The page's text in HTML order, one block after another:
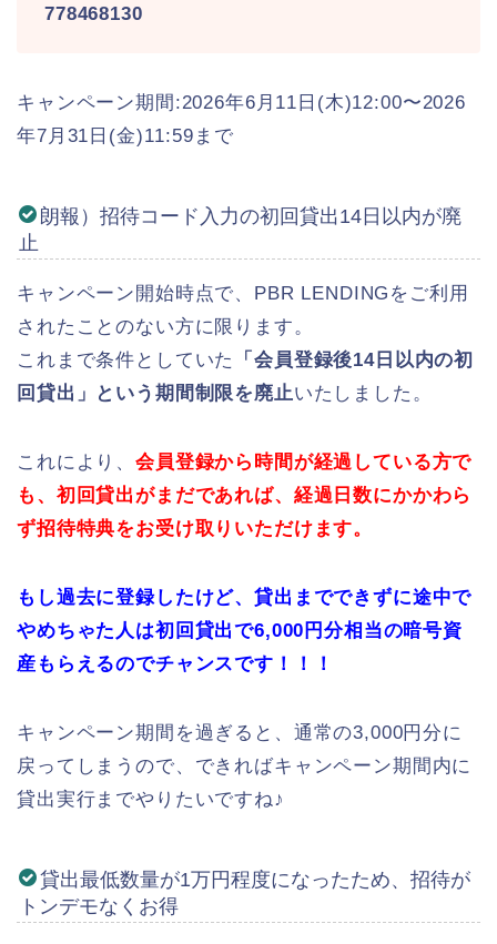
778468130
キャンペーン期間:2026年6月11日(木)12:00〜2026
年7月31日(金)11:59まで
朗報）招待コード入力の初回貸出14日以内が廃
止
キャンペーン開始時点で、PBR LENDINGをご利用
されたことのない方に限ります。
これまで条件としていた
「会員登録後14日以内の初
回貸出」という期間制限を廃止いたしました。
これにより、会 員登録から時間が経過している方で
も、初回貸出がまだであれば、経過日数にかかわら
ず招待特典をお受け取りいただけます。
もし過去に登録したけど、貸出までできずに途中で
やめちゃた人は初回貸出で6,000円分相当の暗号資
産もらえるのでチャンスです！！！
キャンペーン期間を過ぎると、通常の3,000円分に
戻ってしまうので、できればキャンペーン期間内に
貸出実行までやりたいですね♪
貸出最低数量が1万円程度になったため、招待が
トンデモなくお得